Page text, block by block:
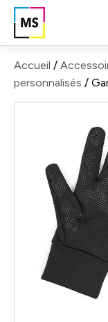
Accueil /
personnalisés /